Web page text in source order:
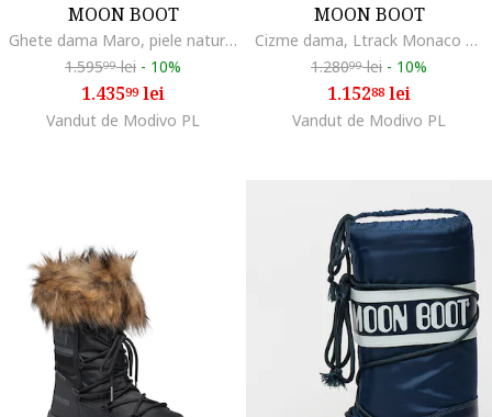
MOON BOOT
Ghete dama Maro, piele naturala, pentru zapada
1.59599lei - 10%
1.43599lei
Vandut de Modivo PL
MOON BOOT
Cizme dama, Ltrack Monaco Low, alb
1.28099lei - 10%
1.15288 lei
Vandut de Modivo PL